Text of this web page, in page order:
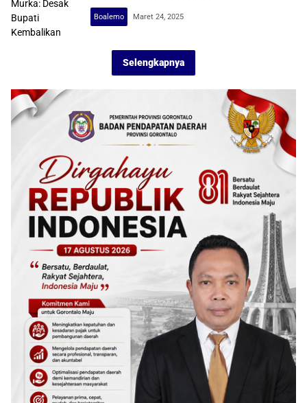
Boalemo Maret 24, 2025
Selengkapnya